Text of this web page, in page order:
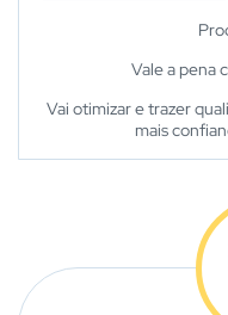
Vale a pena
Vai otimizar e trazer
mais